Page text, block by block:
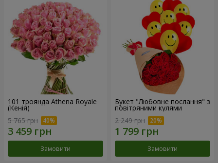
101 троянда Athena Royale
(Кенія)
5 765 грн
Замовити
Букет "Любовне послання" з
повітряними кулями
2 249 грн
Замовити